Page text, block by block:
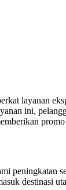
layanan
ini,
peningkatan
destinasi